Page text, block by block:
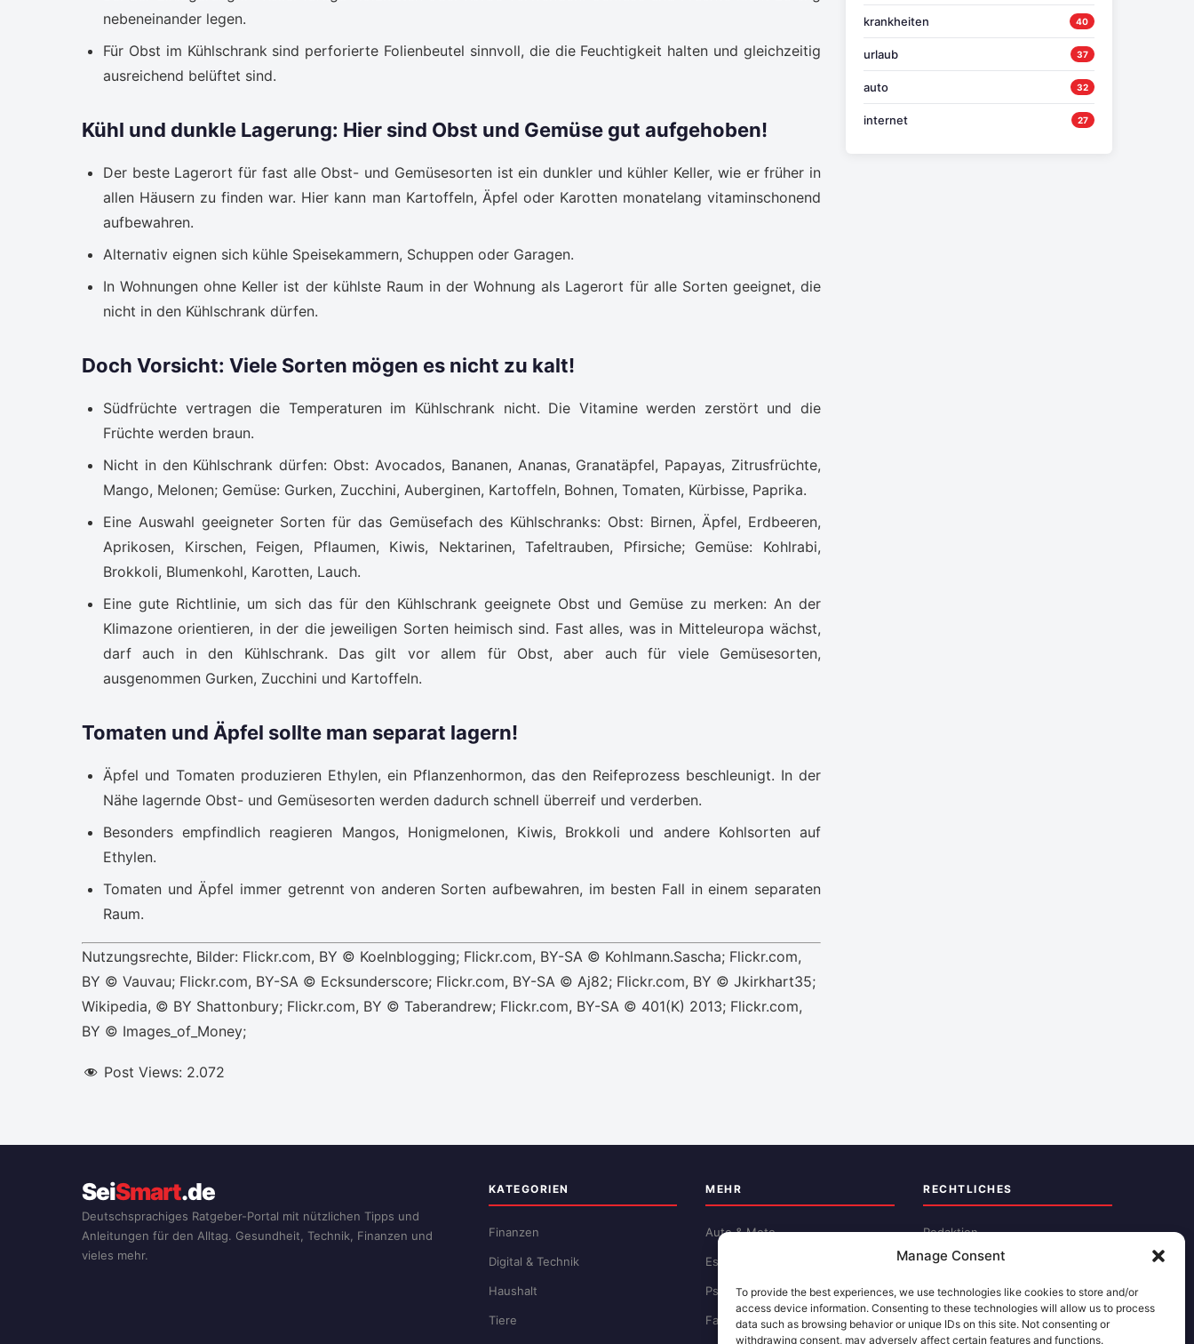
Manage Consent
To provide the best experiences, we use technologies like cookies to store and/or
access device information. Consenting to these technologies will allow us to process
data such as browsing behavior or unique IDs on this site. Not consenting or
withdrawing consent, may adversely affect certain features and functions.
nebeneinander legen.
Für Obst im Kühlschrank sind perforierte Folienbeutel sinnvoll, die die Feuchtigkeit halten und gleichzeitig
ausreichend belüftet sind.
Kühl und dunkle Lagerung: Hier sind Obst und Gemüse gut aufgehoben!
Der beste Lagerort für fast alle Obst- und Gemüsesorten ist ein dunkler und kühler Keller, wie er früher in
allen Häusern zu finden war. Hier kann man Kartoffeln, Äpfel oder Karotten monatelang vitaminschonend
aufbewahren.
Alternativ eignen sich kühle Speisekammern, Schuppen oder Garagen.
In Wohnungen ohne Keller ist der kühlste Raum in der Wohnung als Lagerort für alle Sorten geeignet, die
nicht in den Kühlschrank dürfen.
Doch Vorsicht: Viele Sorten mögen es nicht zu kalt!
Südfrüchte vertragen die Temperaturen im Kühlschrank nicht. Die Vitamine werden zerstört und die
Früchte werden braun.
Nicht in den Kühlschrank dürfen: Obst: Avocados, Bananen, Ananas, Granatäpfel, Papayas, Zitrusfrüchte,
Mango, Melonen; Gemüse: Gurken, Zucchini, Auberginen, Kartoffeln, Bohnen, Tomaten, Kürbisse, Paprika.
Eine Auswahl geeigneter Sorten für das Gemüsefach des Kühlschranks: Obst: Birnen, Äpfel, Erdbeeren,
Aprikosen, Kirschen, Feigen, Pflaumen, Kiwis, Nektarinen, Tafeltrauben, Pfirsiche; Gemüse: Kohlrabi,
Brokkoli, Blumenkohl, Karotten, Lauch.
Eine gute Richtlinie, um sich das für den Kühlschrank geeignete Obst und Gemüse zu merken: An der
Klimazone orientieren, in der die jeweiligen Sorten heimisch sind. Fast alles, was in Mitteleuropa wächst,
darf auch in den Kühlschrank. Das gilt vor allem für Obst, aber auch für viele Gemüsesorten,
ausgenommen Gurken, Zucchini und Kartoffeln.
Tomaten und Äpfel sollte man separat lagern!
Äpfel und Tomaten produzieren Ethylen, ein Pflanzenhormon, das den Reifeprozess beschleunigt. In der
Nähe lagernde Obst- und Gemüsesorten werden dadurch schnell überreif und verderben.
Besonders empfindlich reagieren Mangos, Honigmelonen, Kiwis, Brokkoli und andere Kohlsorten auf
Ethylen.
Tomaten und Äpfel immer getrennt von anderen Sorten aufbewahren, im besten Fall in einem separaten
Raum.
Nutzungsrechte, Bilder: Flickr.com, BY © Koelnblogging; Flickr.com, BY-SA © Kohlmann.Sascha; Flickr.com,
BY © Vauvau; Flickr.com, BY-SA © Ecksunderscore; Flickr.com, BY-SA © Aj82; Flickr.com, BY © Jkirkhart35;
Wikipedia, © BY Shattonbury; Flickr.com, BY © Taberandrew; Flickr.com, BY-SA © 401(K) 2013; Flickr.com,
BY © Images_of_Money;
Post Views: 2.072
krankheiten 40
urlaub 37
auto 32
internet 27
SeiSmart.de
Deutschsprachiges Ratgeber-Portal mit nützlichen Tipps und
Anleitungen für den Alltag. Gesundheit, Technik, Finanzen und
vieles mehr.
KATEGORIEN
Finanzen
Digital & Technik
Haushalt
Tiere
MEHR
Auto & Moto
Essen & Trinken
Psychologie
Familie
RECHTLICHES
Redaktion
Impressum
Datenschutz
Kontakt